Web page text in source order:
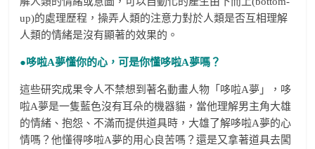
up)的處理歷程，操弄人類的注意力對於人類是否互相理解
人類的情緒是沒有顯著的效果的。
●哆啦A夢懂你的心，可是你懂哆啦A夢嗎？
這些研究成果令人不禁想到著名動畫人物「哆啦A夢」，哆
啦A夢是一隻藍色沒有耳朵的機器貓，當他理解男主角大雄
的情緒、抱怨、不滿而提供道具時，大雄了解哆啦A夢的心
情嗎？他懂得哆啦A夢的用心良苦嗎？還是又拿著道具去闖